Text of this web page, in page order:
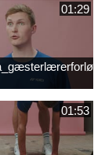
01:29
01:53